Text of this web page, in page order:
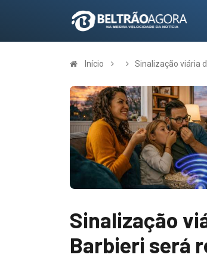
Início Sinalização viária
Sinalização
Barbieri será